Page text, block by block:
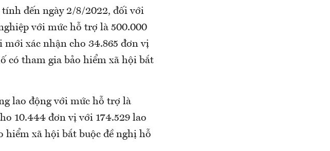
đến ngày 2/8/2022, đối với
với mức hỗ trợ là 500.000
xác nhận cho 34.865 đơn vị
có tham gia bảo hiểm xã hội bắt
lao động với mức hỗ trợ là
10.444 đơn vị với 174.529 lao
xã hội bắt buộc đề nghị hỗ